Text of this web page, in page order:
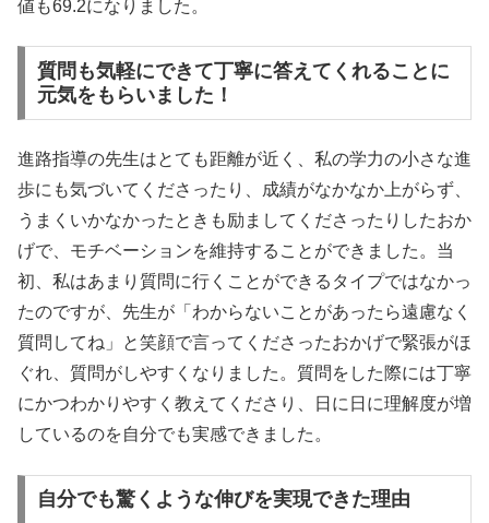
値も69.2になりました。
質問も気軽にできて丁寧に答えてくれることに
元気をもらいました！
進路指導の先生はとても距離が近く、私の学力の小さな進
歩にも気づいてくださったり、成績がなかなか上がらず、
うまくいかなかったときも励ましてくださったりしたおか
げで、モチベーションを維持することができました。当
初、私はあまり質問に行くことができるタイプではなかっ
たのですが、先生が「わからないことがあったら遠慮なく
質問してね」と笑顔で言ってくださったおかげで緊張がほ
ぐれ、質問がしやすくなりました。質問をした際には丁寧
にかつわかりやすく教えてくださり、日に日に理解度が増
しているのを自分でも実感できました。
自分でも驚くような伸びを実現できた理由